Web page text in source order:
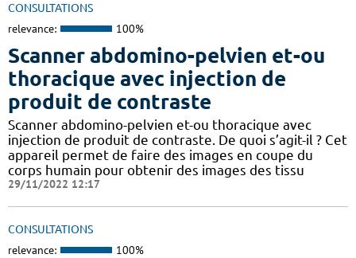
CONSULTATIONS
relevance: 100%
Scanner abdomino-pelvien et-ou
thoracique avec injection de
produit de contraste
Scanner abdomino-pelvien et-ou thoracique avec
injection de produit de contraste. De quoi s’agit-il ? Cet
appareil permet de faire des images en coupe du
corps humain pour obtenir des images des tissu
29/11/2022 12:17
CONSULTATIONS
relevance: 100%